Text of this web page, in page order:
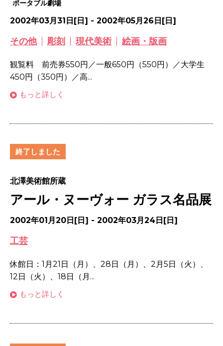
ポータブル劇場
2002年03月31日[日] - 2002年05月26日[日]
その他 彫刻 現代美術 絵画・版画
観覧料 前売券550円／一般650円（550円）／大学生
450円（350円）／高...
もっと詳しく
終了しました
北澤美術館所蔵
アール・ヌーヴォー ガラス名品展
2002年01月20日[日] - 2002年03月24日[日]
工芸
休館日：1月21日（月）、28日（月）、2月5日（火）、
12日（火）、18日（月...
もっと詳しく